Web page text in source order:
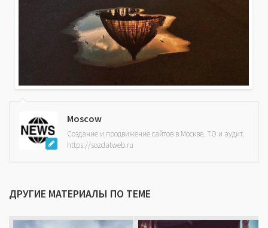
Moscow
Создание и продвижение сайтов в Москве. ТО и аудит.
https://sozdatweb.ru
ДРУГИЕ МАТЕРИАЛЫ ПО ТЕМЕ